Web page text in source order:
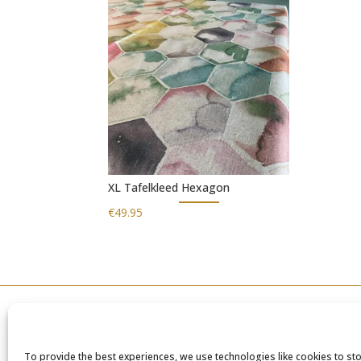
To provide the best experiences, we use technologies like cookies to
XL Tafelkleed Hexagon
€49.95